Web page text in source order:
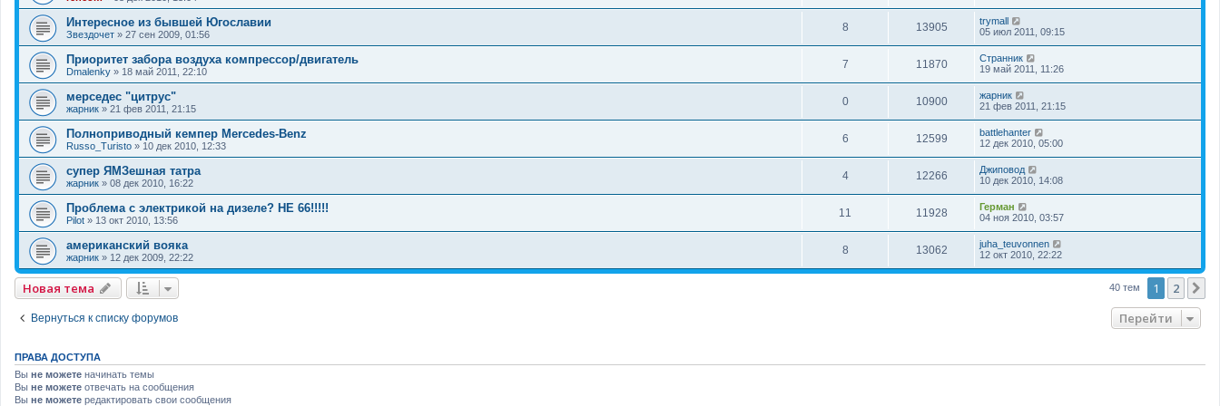
Интересное из бывшей Югославии
Звездочет » 27 сен 2009, 01:56
8 13905
trymall
05 июл 2011, 09:15
Приоритет забора воздуха компрессор/двигатель
Dmalenky » 18 май 2011, 22:10
7 11870
Странник
19 май 2011, 11:26
мерседес "цитрус"
жарник » 21 фев 2011, 21:15
0 10900
жарник
21 фев 2011, 21:15
Полноприводный кемпер Mercedes-Benz
Russo_Turisto » 10 дек 2010, 12:33
6 12599
battlehanter
12 дек 2010, 05:00
супер ЯМЗешная татра
жарник » 08 дек 2010, 16:22
4 12266
Джиповод
10 дек 2010, 14:08
Проблема с электрикой на дизеле? НЕ 66!!!!!
Pilot » 13 окт 2010, 13:56
11 11928
Герман
04 ноя 2010, 03:57
американский вояка
жарник » 12 дек 2009, 22:22
8 13062
juha_teuvonnen
12 окт 2010, 22:22
Новая тема 40 тем 1 2
Вернуться к списку форумов Перейти
ПРАВА ДОСТУПА
Вы не можете начинать темы
Вы не можете отвечать на сообщения
Вы не можете редактировать свои сообщения